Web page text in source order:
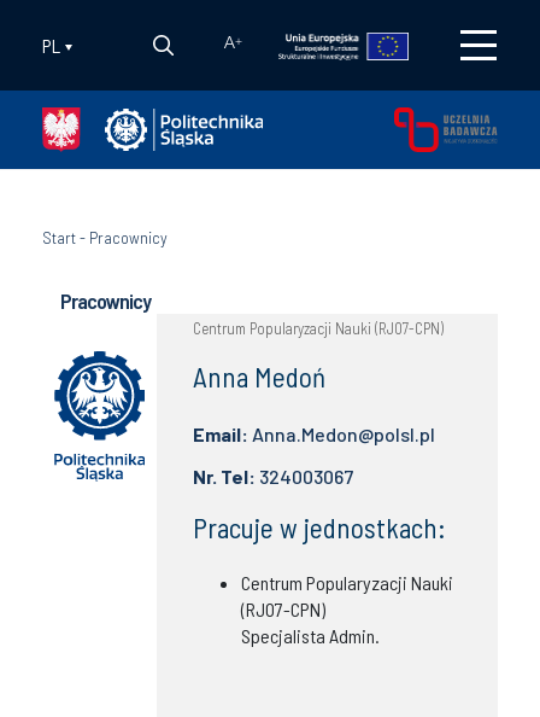
PL A+
Start- Pracownicy
Pracownicy
Centrum Popularyzacji Nauki (RJO7-CPN)
Anna Medoń
Email: Anna.Medon@polsl.pl
Nr. Tel: 324003067
Pracuje w jednostkach:
Centrum Popularyzacji Nauki
(RJO7-CPN)
Specjalista Admin.